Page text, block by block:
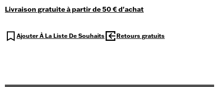
Livraison gratuite à partir de 50 € d'achat
Ajouter À La Liste De Souhaits Retours gratuits